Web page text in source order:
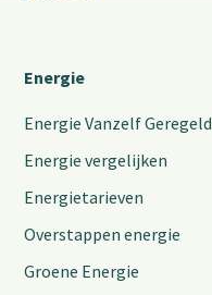
Energie
Energie Vanzelf Geregeld
Energie vergelijken
Energietarieven
Overstappen energie
Groene Energie